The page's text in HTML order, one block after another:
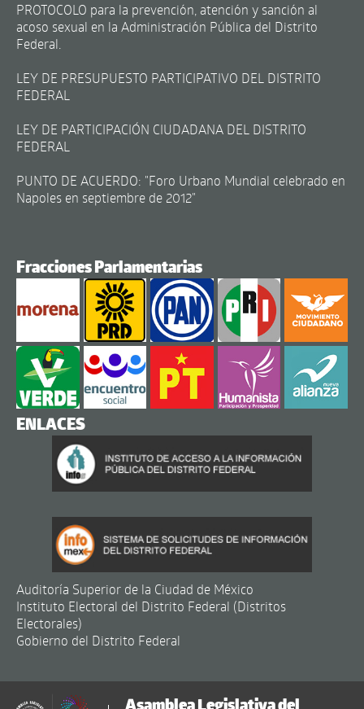
PROTOCOLO para la prevención, atención y sanción al
acoso sexual en la Administración Pública del Distrito
Federal.
LEY DE PRESUPUESTO PARTICIPATIVO DEL DISTRITO
FEDERAL
LEY DE PARTICIPACIÓN CIUDADANA DEL DISTRITO
FEDERAL
PUNTO DE ACUERDO: "Foro Urbano Mundial celebrado en
Napoles en septiembre de 2012"
Fracciones Parlamentarias
ENLACES
Auditoría Superior de la Ciudad de México
Instituto Electoral del Distrito Federal (Distritos
Electorales)
Gobierno del Distrito Federal